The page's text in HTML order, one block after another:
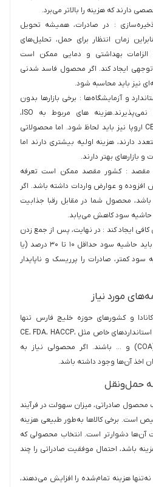
دارند که هزینه را بالاتر می‌برد.
ذخیره‌سازی : در صادرات، همیشه تحویل
زمان انتظار برای حمل، تحلیل‌های
الزامات بهداشتی و دمایی ممکن است
ایجاد کند. اگر محصول فاسد شدنی
نیز باید محاسبه شود.
و آزمایشگاه‌ها : برخی بازارها بدون
گواهینامه‌ها واردات را نمی‌پذیرند.هزینه های مربوط به ISO،
استانداردهای بهداشتی CE اروپا نیز باید لحاظ شود. اما محصولاتی
دارند، هزینه اولیه بیشتری دارند اما
بازارهای بهتر دارند.
مقصد : کشور مقصد ممکن است تعرفه
افزوده و عوارض واردات داشته باشد. اگر
محصول شما در مقابل رقبا جذابیت
سود کاهش می‌یابد.
ایجاد کند : در نهایت، پس از جمع زدن
تمام هزینه‌ها، محصول باید حاشیه سود حداقل ۱۰ تا ۳۰ درصد (یا
سود کمتر، صادرات را پرریسک و ناپایدار
کانادا و کشورهای حوزه خلیج فارس تنها
محصولاتی را می‌پذیرند که دارای استانداردهای خاص مثل CE، FDA، HACCP،
ISO، گواهی کیفیت محصول (COA) و … باشند. اگر محصولی نیاز به
اخذ آن‌ها وجود داشته باشد.
محصول صادراتی، میزان سهولت در فرآیند
است. برخی کالاها به‌طور طبیعی هزینه
آن‌ها دشوارتر است. انتخاب محصولی که
باشد، احتمال موفقیت صادراتی را چند
هزینه تمام‌شده را افزایش می‌دهند،